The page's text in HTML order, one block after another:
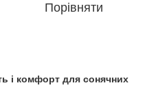
Порівняти
і комфорт для сонячних